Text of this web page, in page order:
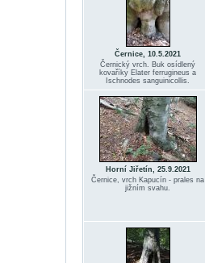
Černice, 10.5.2021
Černický vrch. Buk osídlený
kovaříky Elater ferrugineus a
Ischnodes sanguinicollis.
Horní Jiřetín, 25.9.2021
Černice, vrch Kapucín - prales na
jižním svahu.